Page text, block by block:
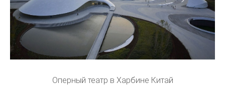
Оперный театр в Харбине Китай